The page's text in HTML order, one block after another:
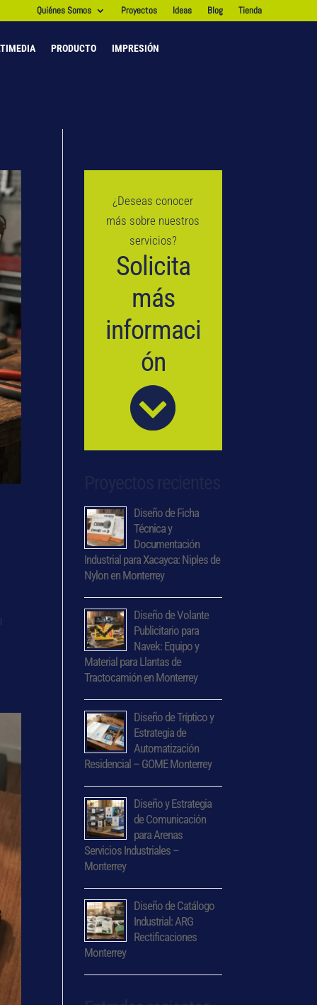
Quiénes Somos Proyectos Ideas Blog Tienda
PRODUCTO IMPRESIÓN
¿Deseas conocer
más sobre nuestros
servicios?
Solicita
más
informaci
ón
Diseño de Ficha
Técnica y
Documentación
Industrial para Xacayca: Niples de
Nylon en Monterrey
Diseño de Volante
Publicitario para
Navek: Equipo y
Material para Llantas de
Tractocamión en Monterrey
Diseño de Tríptico y
Estrategia de
Automatización
Residencial – GOME Monterrey
Diseño y Estrategia
de Comunicación
para Arenas
Servicios Industriales –
Monterrey
Diseño de Catálogo
Industrial: ARG
Rectificaciones
Monterrey